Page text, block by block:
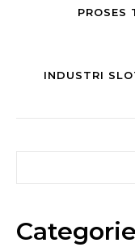
PROSES
INDUSTRI